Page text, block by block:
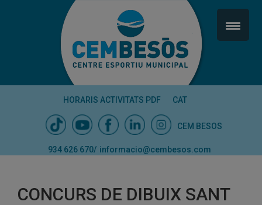
HORARIS ACTIVITATS PDF CAT
CEM BESOS
934 626 670/ informacio@cembesos.com
CONCURS DE DIBUIX SANT